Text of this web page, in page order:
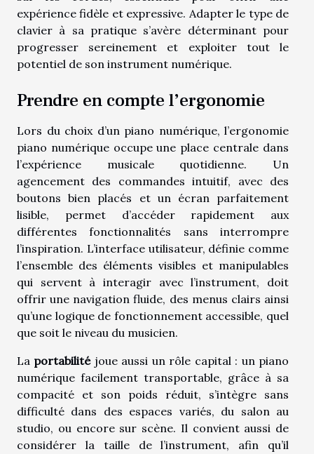
expérience fidèle et expressive. Adapter le type de
clavier à sa pratique s’avère déterminant pour
progresser sereinement et exploiter tout le
potentiel de son instrument numérique.
Prendre en compte l’ergonomie
Lors du choix d’un piano numérique, l’ergonomie
piano numérique occupe une place centrale dans
l’expérience musicale quotidienne. Un
agencement des commandes intuitif, avec des
boutons bien placés et un écran parfaitement
lisible, permet d’accéder rapidement aux
différentes fonctionnalités sans interrompre
l’inspiration. L’interface utilisateur, définie comme
l’ensemble des éléments visibles et manipulables
qui servent à interagir avec l’instrument, doit
offrir une navigation fluide, des menus clairs ainsi
qu’une logique de fonctionnement accessible, quel
que soit le niveau du musicien.
La portabilitéjoue aussi un rôle capital : un piano
numérique facilement transportable, grâce à sa
compacité et son poids réduit, s’intègre sans
difficulté dans des espaces variés, du salon au
studio, ou encore sur scène. Il convient aussi de
considérer la taille de l’instrument, afin qu’il